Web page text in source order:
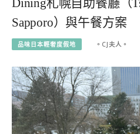
Sapporo）與午餐方案
品味日本輕奢度假地 。CJ夫人。